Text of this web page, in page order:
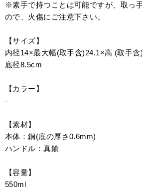
※素手で持つことは可能ですが、取っ
ので、火傷にご注意下さい。
【サイズ】
内径14×最大幅(取手含)24.1×高 (取手
底径8.5cm
【カラー】
-
【素材】
本体：銅(底の厚さ0.6mm)
ハンドル：真鍮
【容量】
550ml